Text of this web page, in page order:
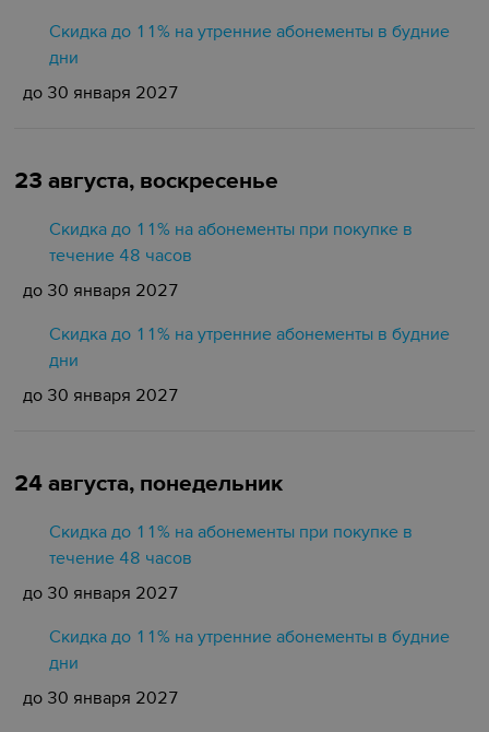
Скидка до 11% на утренние абонементы в будние
дни
до 30 января 2027
23 августа, воскресенье
Скидка до 11% на абонементы при покупке в
течение 48 часов
до 30 января 2027
Скидка до 11% на утренние абонементы в будние
дни
до 30 января 2027
24 августа, понедельник
Скидка до 11% на абонементы при покупке в
течение 48 часов
до 30 января 2027
Скидка до 11% на утренние абонементы в будние
дни
до 30 января 2027